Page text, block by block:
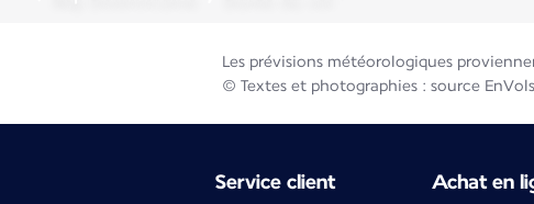
Les prévisions météorologiques
© Textes et photographies : source EnVols
Service client Achat en